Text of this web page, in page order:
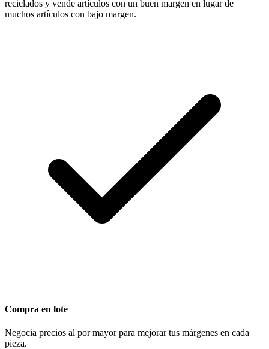
reciclados y vende artículos con un buen margen en lugar de
muchos artículos con bajo margen.
Compra en lote
Negocia precios al por mayor para mejorar tus márgenes en cada
pieza.